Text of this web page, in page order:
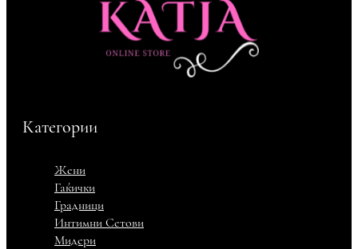
Категории
Жени
Гаќички
Градници
Интимни Сетови
Мидери